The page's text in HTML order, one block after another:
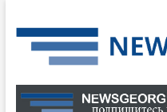
to
content